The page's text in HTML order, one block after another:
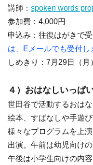
講師： spoken words
参加費：4,000円
申込み：往復はがきで
は、Eメールでも受付し
しめきり：7月29日（月
４）おはなしいっぱ
世田谷で活動するおは
絵本、すばなしや手遊び
様々なプログラムを上
出演。午前は幼児向けの
午後は小学生向けの内